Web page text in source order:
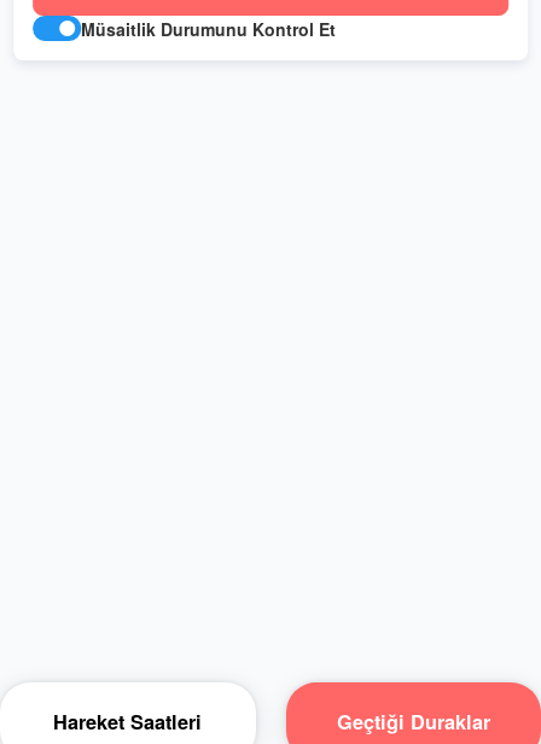
Müsaitlik Durumunu Kontrol Et
Hareket Saatleri Geçtiği Duraklar